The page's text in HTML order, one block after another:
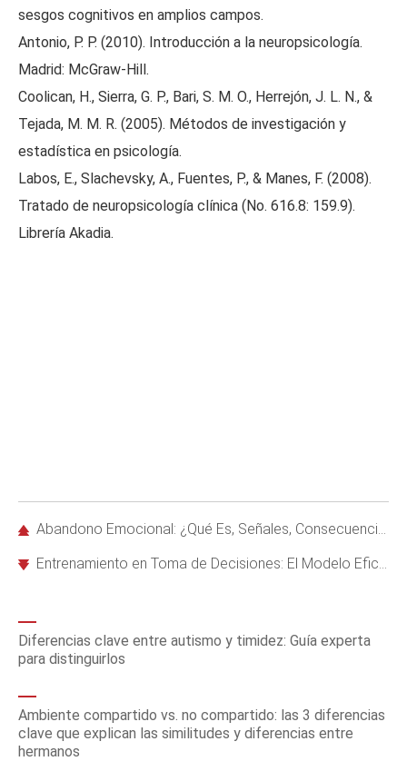
sesgos cognitivos en amplios campos.
Antonio, P. P. (2010). Introducción a la neuropsicología.
Madrid: McGraw-Hill.
Coolican, H., Sierra, G. P., Bari, S. M. O., Herrejón, J. L. N., &
Tejada, M. M. R. (2005). Métodos de investigación y
estadística en psicología.
Labos, E., Slachevsky, A., Fuentes, P., & Manes, F. (2008).
Tratado de neuropsicología clínica (No. 616.8: 159.9).
Librería Akadia.
Abandono Emocional: ¿Qué Es, Señales, Consecuencias y Cómo Superarlo?
Entrenamiento en Toma de Decisiones: El Modelo Eficaz de Nezu y D’Zurilla
Diferencias clave entre autismo y timidez: Guía experta
para distinguirlos
Ambiente compartido vs. no compartido: las 3 diferencias
clave que explican las similitudes y diferencias entre
hermanos